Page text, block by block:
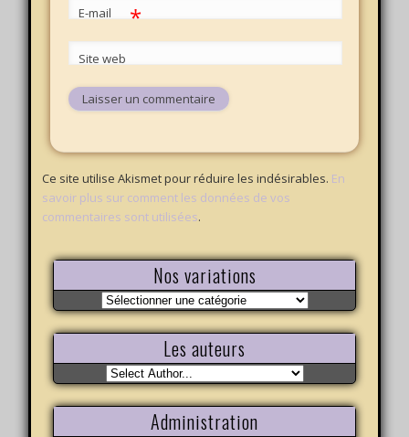
E-mail *
Site web
Ce site utilise Akismet pour réduire les indésirables. En
savoir plus sur comment les données de vos
commentaires sont utilisées.
Nos variations
Nos
variations
Les auteurs
Administration